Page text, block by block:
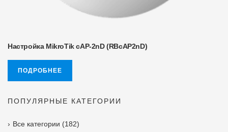
Настройка MikroTik cAP-2nD (RBcAP2nD)
ПОДРОБНЕЕ
ПОПУЛЯРНЫЕ КАТЕГОРИИ
Все категории (182)